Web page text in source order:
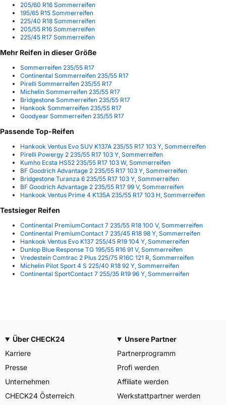
205/60 R16 Sommerreifen
195/65 R15 Sommerreifen
225/40 R18 Sommerreifen
205/55 R16 Sommerreifen
225/45 R17 Sommerreifen
Mehr Reifen in dieser Größe
Sommerreifen 235/55 R17
Continental Sommerreifen 235/55 R17
Pirelli Sommerreifen 235/55 R17
Michelin Sommerreifen 235/55 R17
Bridgestone Sommerreifen 235/55 R17
Hankook Sommerreifen 235/55 R17
Goodyear Sommerreifen 235/55 R17
Passende Top-Reifen
Hankook Ventus Evo SUV K137A 235/55 R17 103 Y, Sommerreifen
Pirelli Powergy 2 235/55 R17 103 Y, Sommerreifen
Kumho Ecsta HS52 235/55 R17 103 W, Sommerreifen
BF Goodrich Advantage 2 235/55 R17 103 Y, Sommerreifen
Bridgestone Turanza 6 235/55 R17 103 Y, Sommerreifen
BF Goodrich Advantage 2 235/55 R17 99 V, Sommerreifen
Hankook Ventus Prime 4 K135A 235/55 R17 103 H, Sommerreifen
Testsieger Reifen
Continental PremiumContact 7 235/55 R18 100 V, Sommerreifen
Continental PremiumContact 7 235/45 R18 98 Y, Sommerreifen
Hankook Ventus Evo K137 255/45 R19 104 Y, Sommerreifen
Dunlop Blue Response TG 195/55 R16 91 V, Sommerreifen
Vredestein Comtrac 2 Plus 225/75 R16C 121 R, Sommerreifen
Michelin Pilot Sport 4 S 225/40 R18 92 Y, Sommerreifen
Continental SportContact 7 255/35 R19 96 Y, Sommerreifen
Über CHECK24
Karriere
Presse
Unternehmen
CHECK24 Österreich
Unsere Partner
Partnerprogramm
Profi werden
Affiliate werden
Werkstattpartner werden